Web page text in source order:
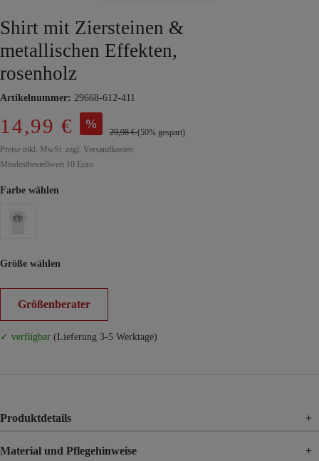
Shirt mit Ziersteinen &
metallischen Effekten,
rosenholz
Artikelnummer: 29668-612-411
14,99 € %
29,98 €(50% gespart)
Preise inkl. MwSt. zzgl. Versandkosten
Mindestbestellwert 10 Euro
Farbe wählen
Größe wählen
Größenberater
✓ verfügbar (Lieferung 3-5 Werktage)
Produktdetails +
Material und Pflegehinweise +